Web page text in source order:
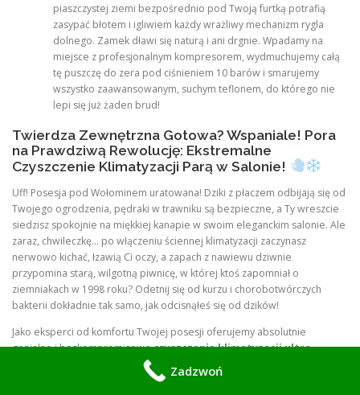
piaszczystej ziemi bezpośrednio pod Twoją furtką potrafią
zasypać błotem i igliwiem każdy wrażliwy mechanizm rygla
dolnego. Zamek dławi się naturą i ani drgnie. Wpadamy na
miejsce z profesjonalnym kompresorem, wydmuchujemy całą
tę puszczę do zera pod ciśnieniem 10 barów i smarujemy
wszystko zaawansowanym, suchym teflonem, do którego nie
lepi się już żaden brud!
Twierdza Zewnętrzna Gotowa? Wspaniale! Pora
na Prawdziwą Rewolucję: Ekstremalne
Czyszczenie Klimatyzacji Parą w Salonie!
Uff! Posesja pod Wołominem uratowana! Dziki z płaczem odbijają się od
Twojego ogrodzenia, pędraki w trawniku są bezpieczne, a Ty wreszcie
siedzisz spokojnie na miękkiej kanapie w swoim eleganckim salonie. Ale
zaraz, chwileczkę… po włączeniu ściennej klimatyzacji zaczynasz
nerwowo kichać, łzawią Ci oczy, a zapach z nawiewu dziwnie
przypomina starą, wilgotną piwnicę, w której ktoś zapomniał o
ziemniakach w 1998 roku? Odetnij się od kurzu i chorobotwórczych
bakterii dokładnie tak samo, jak odcisnąłeś się od dzików!
Jako eksperci od komfortu Twojej posesji oferujemy absolutnie
genialne i bezkompromisoweczyszczenie klimatyzacji ultra-
! Zapomnij o psikaniu w plastik tanimi, chemicznymi
piankami w sprayu o zapachu sztucznej, chemicznej cytryny, które tylko
Zadzwoń